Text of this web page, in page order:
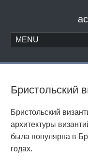
Бристольский
Бристольский
архитектуры
была популярна в
годах.